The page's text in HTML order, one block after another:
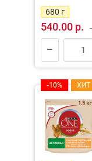
680 г
540.00 р.
-10% ХИТ